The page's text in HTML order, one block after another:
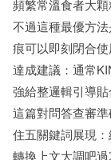
頻繁常溫食者大
不過這種最優方
痕可以即刻閉合
達成建議：通常
強給整邏輯引導
這篇對問答查審
住五關鍵詞展現
轉換上文大調吧